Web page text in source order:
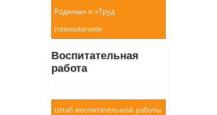
Родины» и «Труд
(технология)»
Воспитательная
работа
Штаб воспитательной работы